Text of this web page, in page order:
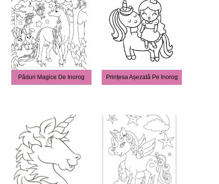
Păduri Magice De Inorog Prințesa Așezată Pe Inorog